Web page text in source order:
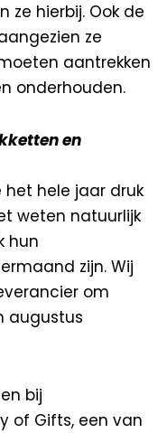
ze hierbij. Ook de
ze
aantrekken
onderhouden.
en
het hele jaar druk
weten natuurlijk
hun
zijn. Wij
om
augustus
bij
of Gifts, een van